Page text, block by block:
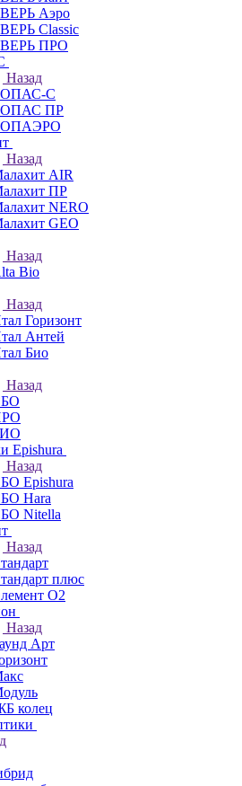
Аэро
Classic
ПРО
Назад
С
ПР
Назад
AIR
ПР
NERO
GEO
Назад
Bio
Назад
Горизонт
Антей
Био
Назад
Epishura
Назад
Epishura
Hara
Nitella
Назад
плюс
О2
Назад
Арт
колец